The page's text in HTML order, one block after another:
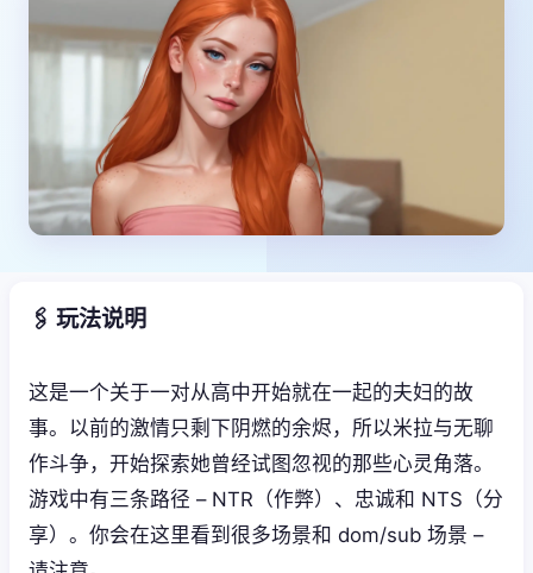
🖇️ 玩法说明
这是一个关于一对从高中开始就在一起的夫妇的故
事。以前的激情只剩下阴燃的余烬，所以米拉与无聊
作斗争，开始探索她曾经试图忽视的那些心灵角落。
游戏中有三条路径 – NTR（作弊）、忠诚和 NTS（分
享）。你会在这里看到很多场景和 dom/sub 场景 –